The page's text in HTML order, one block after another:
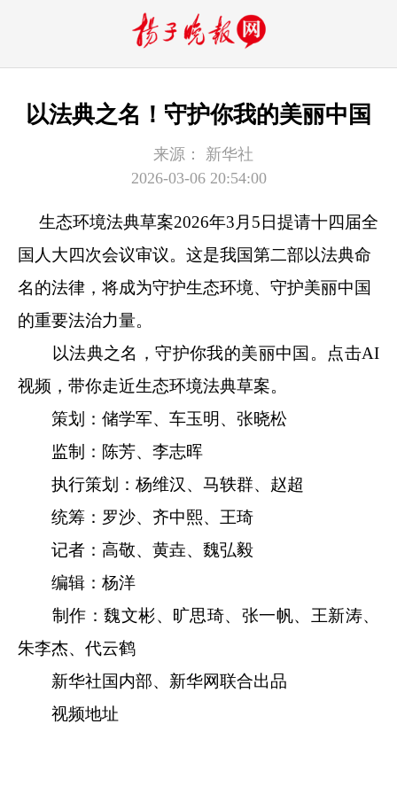
以法典之名！守护你我的美丽中国
来源：
新华社
2026-03-06 20:54:00
生态环境法典草案2026年3月5日提请十四届全
国人大四次会议审议。这是我国第二部以法典命
名的法律，将成为守护生态环境、守护美丽中国
的重要法治力量。
以法典之名，守护你我的美丽中国。点击AI
视频，带你走近生态环境法典草案。
策划：储学军、车玉明、张晓松
监制：陈芳、李志晖
执行策划：杨维汉、马轶群、赵超
统筹：罗沙、齐中熙、王琦
记者：高敬、黄垚、魏弘毅
编辑：杨洋
制作：魏文彬、旷思琦、张一帆、王新涛、
朱李杰、代云鹤
新华社国内部、新华网联合出品
视频地址